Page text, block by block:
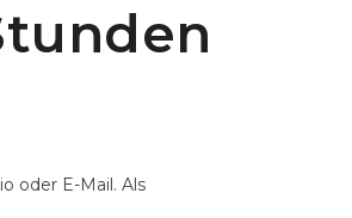
oder E-Mail. Als